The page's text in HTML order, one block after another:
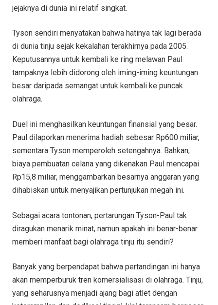
jejaknya di dunia ini relatif singkat.
Tyson sendiri menyatakan bahwa hatinya tak lagi berada
di dunia tinju sejak kekalahan terakhirnya pada 2005.
Keputusannya untuk kembali ke ring melawan Paul
tampaknya lebih didorong oleh iming-iming keuntungan
besar daripada semangat untuk kembali ke puncak
olahraga.
Duel ini menghasilkan keuntungan finansial yang besar.
Paul dilaporkan menerima hadiah sebesar Rp600 miliar,
sementara Tyson memperoleh setengahnya. Bahkan,
biaya pembuatan celana yang dikenakan Paul mencapai
Rp15,8 miliar, menggambarkan besarnya anggaran yang
dihabiskan untuk menyajikan pertunjukan megah ini.
Sebagai acara tontonan, pertarungan Tyson-Paul tak
diragukan menarik minat, namun apakah ini benar-benar
memberi manfaat bagi olahraga tinju itu sendiri?
Banyak yang berpendapat bahwa pertandingan ini hanya
akan memperburuk tren komersialisasi di olahraga. Tinju,
yang seharusnya menjadi ajang bagi atlet dengan